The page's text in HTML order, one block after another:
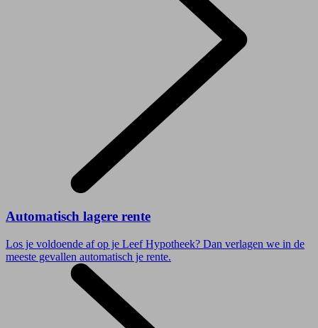
Automatisch lagere rente
Los je voldoende af op je Leef Hypotheek? Dan verlagen we in de
meeste gevallen automatisch je rente.